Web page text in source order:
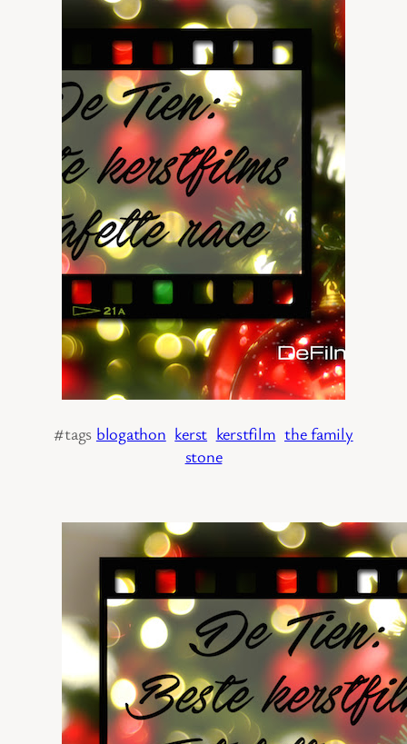
#tags blogathon kerst kerstfilm the family
stone